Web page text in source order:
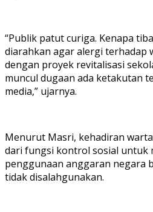
“Publik patut curiga. Kenapa
diarahkan agar alergi terhadap
dengan proyek revitalisasi
muncul dugaan ada ketakutan
media,” ujarnya.
Menurut Masri, kehadiran
dari fungsi kontrol sosial untuk
penggunaan anggaran negara
tidak disalahgunakan.